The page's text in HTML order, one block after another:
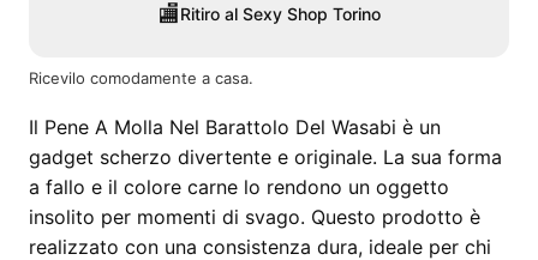
🏬Ritiro al Sexy Shop Torino
Ricevilo comodamente a casa.
Il Pene A Molla Nel Barattolo Del Wasabi è un
gadget scherzo divertente e originale. La sua forma
a fallo e il colore carne lo rendono un oggetto
insolito per momenti di svago. Questo prodotto è
realizzato con una consistenza dura, ideale per chi